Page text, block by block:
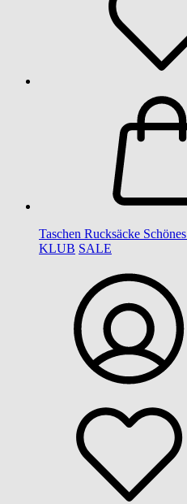
Taschen Rucksäcke Schönes
KLUB SALE